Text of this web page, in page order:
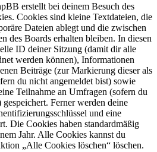
erstellt bei deinem Besuch des
Cookies sind kleine Textdateien, die
Dateien ablegt und die zwischen
des Boards erhalten bleiben. In diesen
ID deiner Sitzung (damit dir alle
werden können), Informationen
Beiträge (zur Markierung dieser als
du nicht angemeldet bist) sowie
Teilnahme an Umfragen (sofern du
Ferner werden deine
und eine
Die Cookies haben standardmäßig
Jahr. Alle Cookies kannst du
„Alle Cookies löschen“ löschen.